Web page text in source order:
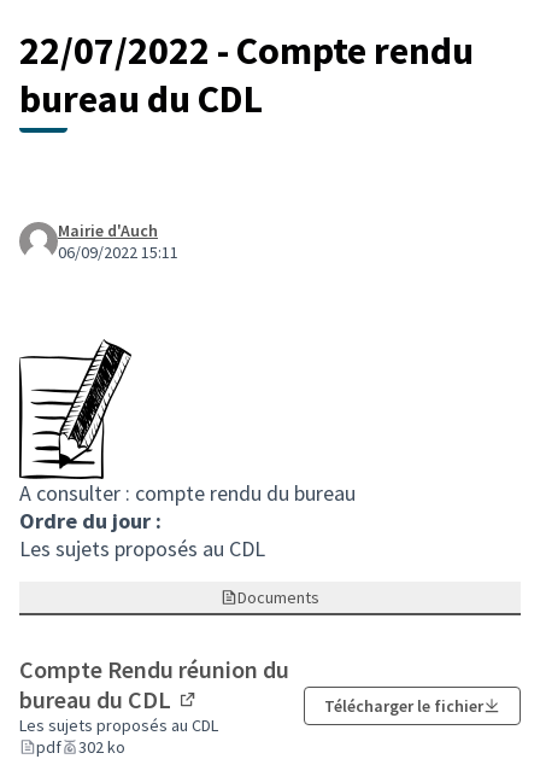
22/07/2022 - Compte rendu
bureau du CDL
Mairie d'Auch
06/09/2022 15:11
A consulter : compte rendu du bureau
Ordre du jour :
Les sujets proposés au CDL
Documents
Compte Rendu réunion du
bureau du CDL
(Lien externe)
Les sujets proposés au CDL
pdf
302 ko
Télécharger le fichier